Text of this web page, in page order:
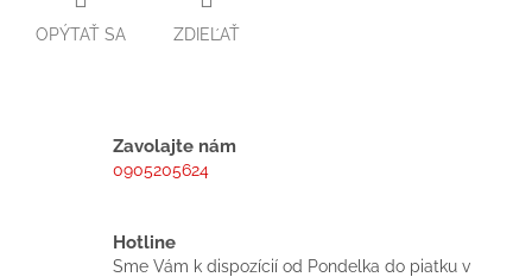
OPÝTAŤ SA ZDIEĽAŤ
Zavolajte nám
0905205624
Hotline
Sme Vám k dispozícií od Pondelka do piatku v